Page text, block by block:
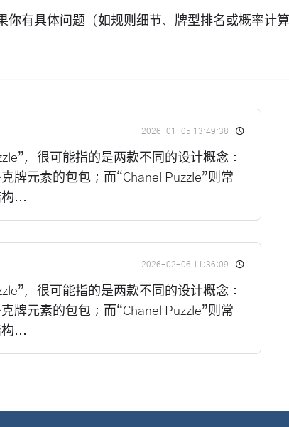
有具体问题（如规则细节、牌型排名或概率计
2026-01-05 13:49:38
，很可能指的是两款不同的设计概念：
牌元素的包包；而“Chanel Puzzle”则常
...
2026-02-06 11:36:09
，很可能指的是两款不同的设计概念：
牌元素的包包；而“Chanel Puzzle”则常
...